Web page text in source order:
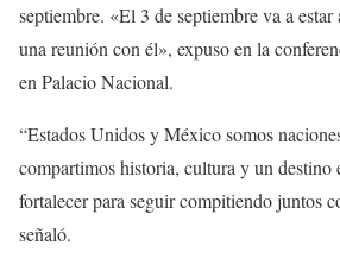
septiembre. «El 3 de septiembre va a
una reunión con él», expuso en la
en Palacio Nacional.
“Estados Unidos y México somos
compartimos historia, cultura y un destino
fortalecer para seguir compitiendo juntos
señaló.